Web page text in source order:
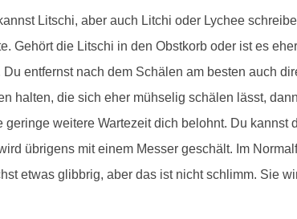
Litschi, aber auch Litchi oder Lychee
Gehört die Litschi in den Obstkorb oder ist es
entfernst nach dem Schälen am besten auch
halten, die sich eher mühselig schälen lässt,
weitere Wartezeit dich belohnt. Du
übrigens mit einem Messer geschält. Im
etwas glibbrig, aber das ist nicht schlimm. Sie